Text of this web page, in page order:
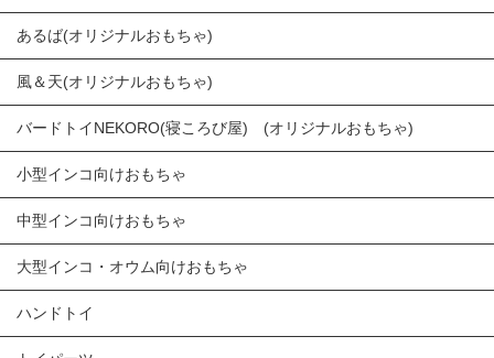
あるば(オリジナルおもちゃ)
風＆天(オリジナルおもちゃ)
バードトイNEKORO(寝ころび屋) (オリジナルおもちゃ)
小型インコ向けおもちゃ
中型インコ向けおもちゃ
大型インコ・オウム向けおもちゃ
ハンドトイ